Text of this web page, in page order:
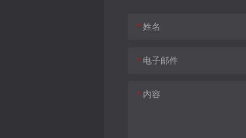
姓名
电子邮件
内容